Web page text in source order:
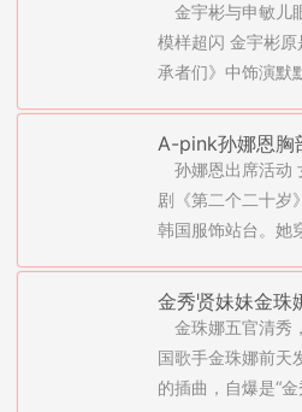
志燮贴心陪伴
金宇彬与申敏儿
模样超闪 金宇彬
承者们》中饰演默
A-pink孙娜恩胸
玩18禁被申敏
孙娜恩出席活动
剧《第二个二十岁
韩国服饰站台。她
金秀贤妹妹金珠
认了和申敏儿
金珠娜五官清秀
国歌手金珠娜前天
的插曲，自爆是“